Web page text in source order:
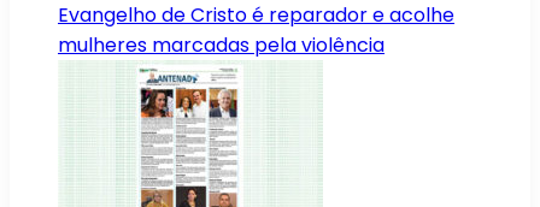
Evangelho de Cristo é reparador e acolhe
mulheres marcadas pela violência